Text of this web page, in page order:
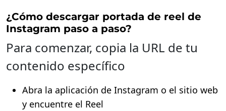
¿Cómo descargar portada de reel de
Instagram paso a paso?
Para comenzar, copia la URL de tu
contenido específico
Abra la aplicación de Instagram o el sitio web
y encuentre el Reel